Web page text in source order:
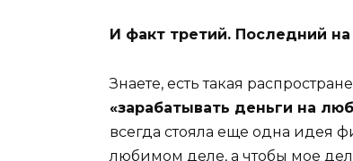
И факт третий. Последний
Знаете, есть такая
«зарабатывать деньги на
всегда стояла еще одна идея
любимом деле, а чтобы мое